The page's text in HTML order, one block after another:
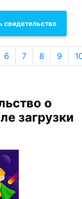
свидетельство
6 7 8 9
о
загрузки